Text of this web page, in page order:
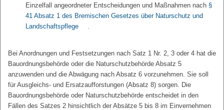
Einzelfall angeordneter Entscheidungen und Maßnahmen nach §
41 Absatz 1 des Bremischen Gesetzes über Naturschutz und
Landschaftspflege
Bei Anordnungen und Festsetzungen nach Satz 1 Nr. 2, 3 oder 4 hat die
Bauordnungsbehörde oder die Naturschutzbehörde Absatz 5
anzuwenden und die Abwägung nach Absatz 6 vorzunehmen. Sie soll
für Ausgleichs- und Ersatzaufforstungen (Absatz 8) sorgen. Die
Bauordnungsbehörde oder Naturschutzbehörde entscheidet in den
Fällen des Satzes 2 hinsichtlich der Absätze 5 bis 8 im Einvernehmen